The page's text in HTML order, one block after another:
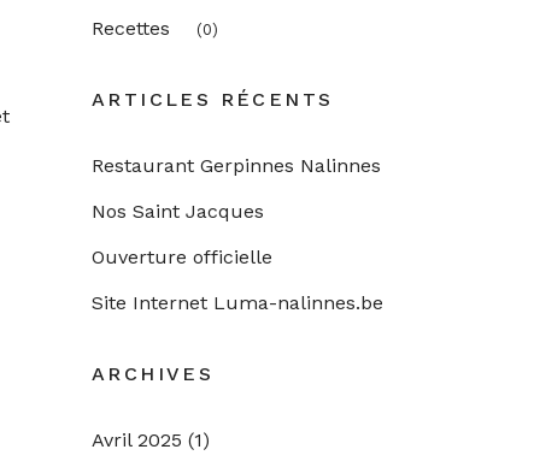
Recettes (0)
ARTICLES RÉCENTS
Restaurant Gerpinnes Nalinnes
Nos Saint Jacques
Ouverture officielle
Site Internet Luma-nalinnes.be
ARCHIVES
Avril 2025 (1)